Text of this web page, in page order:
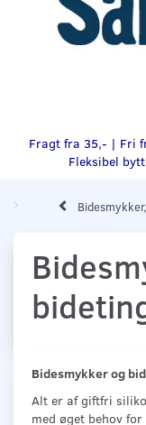
Fragt fra 35,- | Fri
Fleksibel
Bidesmykker og
Alt er af giftfri
med øget behov